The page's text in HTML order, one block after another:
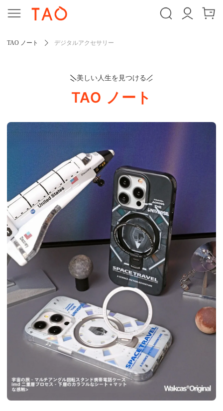
TAO ノート デジタルアクセサリー
美しい人生を見つける
TAO ノート